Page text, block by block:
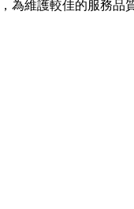
為維護較佳的服務品